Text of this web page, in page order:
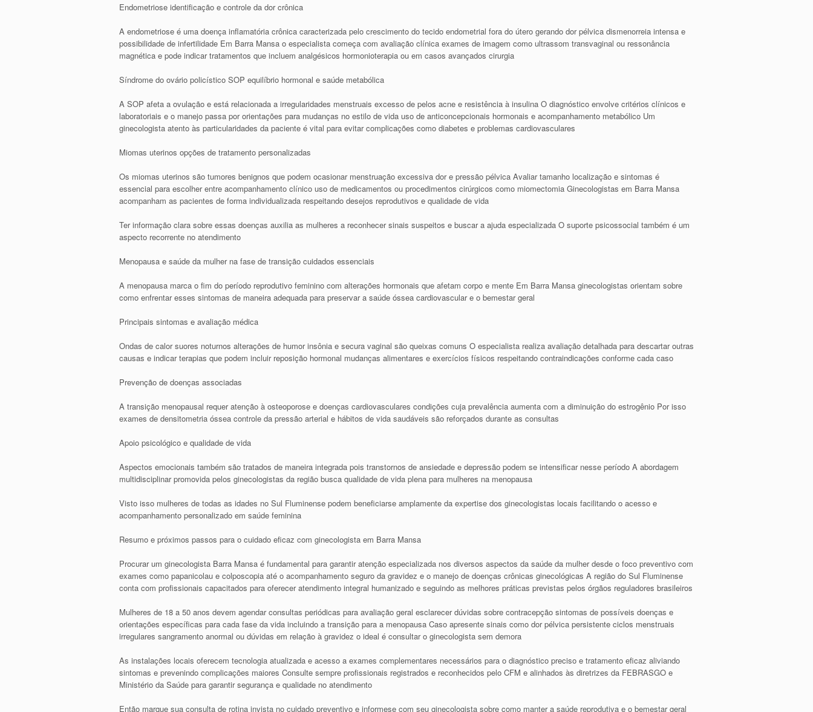
Endometriose identificação e controle da dor crônica
A endometriose é uma doença inflamatória crônica caracterizada pelo crescimento do tecido endometrial fora do útero gerando dor pélvica dismenorreia intensa e
possibilidade de infertilidade Em Barra Mansa o especialista começa com avaliação clínica exames de imagem como ultrassom transvaginal ou ressonância
magnética e pode indicar tratamentos que incluem analgésicos hormonioterapia ou em casos avançados cirurgia
Síndrome do ovário policístico SOP equilíbrio hormonal e saúde metabólica
A SOP afeta a ovulação e está relacionada a irregularidades menstruais excesso de pelos acne e resistência à insulina O diagnóstico envolve critérios clínicos e
laboratoriais e o manejo passa por orientações para mudanças no estilo de vida uso de anticoncepcionais hormonais e acompanhamento metabólico Um
ginecologista atento às particularidades da paciente é vital para evitar complicações como diabetes e problemas cardiovasculares
Miomas uterinos opções de tratamento personalizadas
Os miomas uterinos são tumores benignos que podem ocasionar menstruação excessiva dor e pressão pélvica Avaliar tamanho localização e sintomas é
essencial para escolher entre acompanhamento clínico uso de medicamentos ou procedimentos cirúrgicos como miomectomia Ginecologistas em Barra Mansa
acompanham as pacientes de forma individualizada respeitando desejos reprodutivos e qualidade de vida
Ter informação clara sobre essas doenças auxilia as mulheres a reconhecer sinais suspeitos e buscar a ajuda especializada O suporte psicossocial também é um
aspecto recorrente no atendimento
Menopausa e saúde da mulher na fase de transição cuidados essenciais
A menopausa marca o fim do período reprodutivo feminino com alterações hormonais que afetam corpo e mente Em Barra Mansa ginecologistas orientam sobre
como enfrentar esses sintomas de maneira adequada para preservar a saúde óssea cardiovascular e o bemestar geral
Principais sintomas e avaliação médica
Ondas de calor suores noturnos alterações de humor insônia e secura vaginal são queixas comuns O especialista realiza avaliação detalhada para descartar outras
causas e indicar terapias que podem incluir reposição hormonal mudanças alimentares e exercícios físicos respeitando contraindicações conforme cada caso
Prevenção de doenças associadas
A transição menopausal requer atenção à osteoporose e doenças cardiovasculares condições cuja prevalência aumenta com a diminuição do estrogênio Por isso
exames de densitometria óssea controle da pressão arterial e hábitos de vida saudáveis são reforçados durante as consultas
Apoio psicológico e qualidade de vida
Aspectos emocionais também são tratados de maneira integrada pois transtornos de ansiedade e depressão podem se intensificar nesse período A abordagem
multidisciplinar promovida pelos ginecologistas da região busca qualidade de vida plena para mulheres na menopausa
Visto isso mulheres de todas as idades no Sul Fluminense podem beneficiarse amplamente da expertise dos ginecologistas locais facilitando o acesso e
acompanhamento personalizado em saúde feminina
Resumo e próximos passos para o cuidado eficaz com ginecologista em Barra Mansa
Procurar um ginecologista Barra Mansa é fundamental para garantir atenção especializada nos diversos aspectos da saúde da mulher desde o foco preventivo com
exames como papanicolau e colposcopia até o acompanhamento seguro da gravidez e o manejo de doenças crônicas ginecológicas A região do Sul Fluminense
conta com profissionais capacitados para oferecer atendimento integral humanizado e seguindo as melhores práticas previstas pelos órgãos reguladores brasileiros
Mulheres de 18 a 50 anos devem agendar consultas periódicas para avaliação geral esclarecer dúvidas sobre contracepção sintomas de possíveis doenças e
orientações específicas para cada fase da vida incluindo a transição para a menopausa Caso apresente sinais como dor pélvica persistente ciclos menstruais
irregulares sangramento anormal ou dúvidas em relação à gravidez o ideal é consultar o ginecologista sem demora
As instalações locais oferecem tecnologia atualizada e acesso a exames complementares necessários para o diagnóstico preciso e tratamento eficaz aliviando
sintomas e prevenindo complicações maiores Consulte sempre profissionais registrados e reconhecidos pelo CFM e alinhados às diretrizes da FEBRASGO e
Ministério da Saúde para garantir segurança e qualidade no atendimento
Então marque sua consulta de rotina invista no cuidado preventivo e informese com seu ginecologista sobre como manter a saúde reprodutiva e o bemestar geral